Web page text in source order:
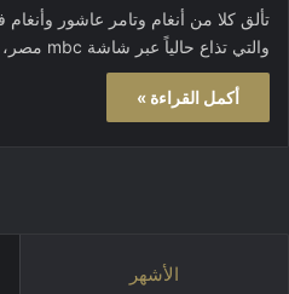
تألق كلا من أنغام وتامر عاشور
والتي تذاع حالياً عبر شاشة mbc مصر، بحضور…
أكمل القراءة »
الأشهر